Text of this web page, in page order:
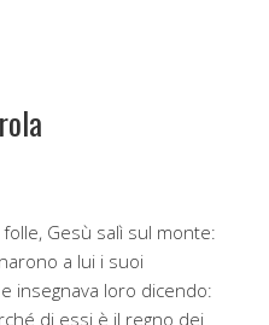
Gesù salì sul monte:
a lui i suoi
insegnava loro dicendo:
di essi è il regno dei